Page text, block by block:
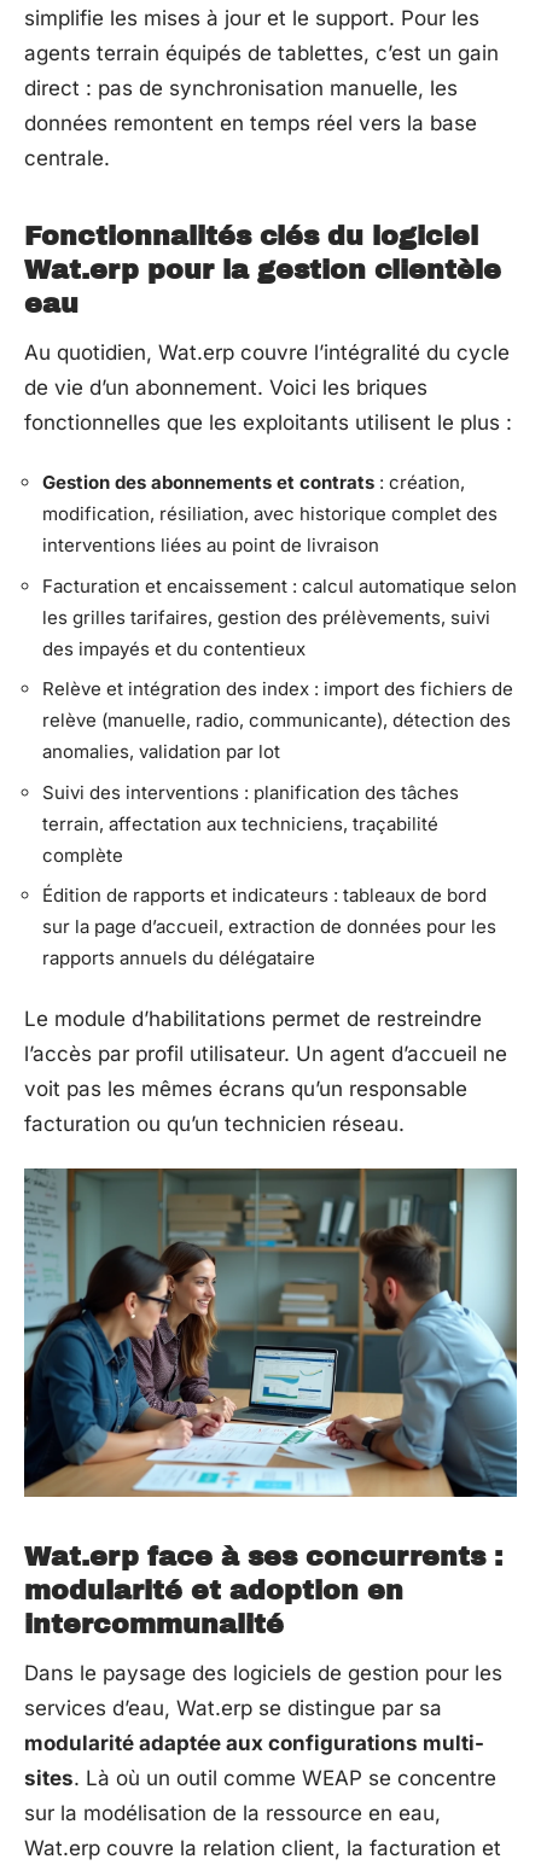
simplifie les mises à jour et le support. Pour les
agents terrain équipés de tablettes, c’est un gain
direct : pas de synchronisation manuelle, les
données remontent en temps réel vers la base
centrale.
Fonctionnalités clés du logiciel
Wat.erp pour la gestion clientèle
eau
Au quotidien, Wat.erp couvre l’intégralité du cycle
de vie d’un abonnement. Voici les briques
fonctionnelles que les exploitants utilisent le plus :
Gestion des abonnements et contrats : création,
modification, résiliation, avec historique complet des
interventions liées au point de livraison
Facturation et encaissement : calcul automatique selon
les grilles tarifaires, gestion des prélèvements, suivi
des impayés et du contentieux
Relève et intégration des index : import des fichiers de
relève (manuelle, radio, communicante), détection des
anomalies, validation par lot
Suivi des interventions : planification des tâches
terrain, affectation aux techniciens, traçabilité
complète
Édition de rapports et indicateurs : tableaux de bord
sur la page d’accueil, extraction de données pour les
rapports annuels du délégataire
Le module d’habilitations permet de restreindre
l’accès par profil utilisateur. Un agent d’accueil ne
voit pas les mêmes écrans qu’un responsable
facturation ou qu’un technicien réseau.
Wat.erp face à ses concurrents :
modularité et adoption en
intercommunalité
Dans le paysage des logiciels de gestion pour les
services d’eau, Wat.erp se distingue par sa
modularité adaptée aux configurations multi-
sites. Là où un outil comme WEAP se concentre
sur la modélisation de la ressource en eau,
Wat.erp couvre la relation client, la facturation et